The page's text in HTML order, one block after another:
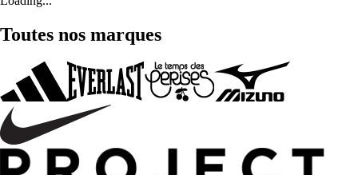
Toutes nos marques